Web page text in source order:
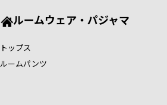
ルームウェア・パジャマ
トップス
ルームパンツ